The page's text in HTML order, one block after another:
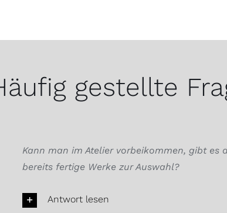
gestellte
Kann man im Atelier vorbeikommen, gibt es
bereits fertige Werke zur Auswahl?
Antwort lesen